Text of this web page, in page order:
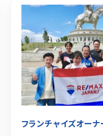
フランチャイズオーナ